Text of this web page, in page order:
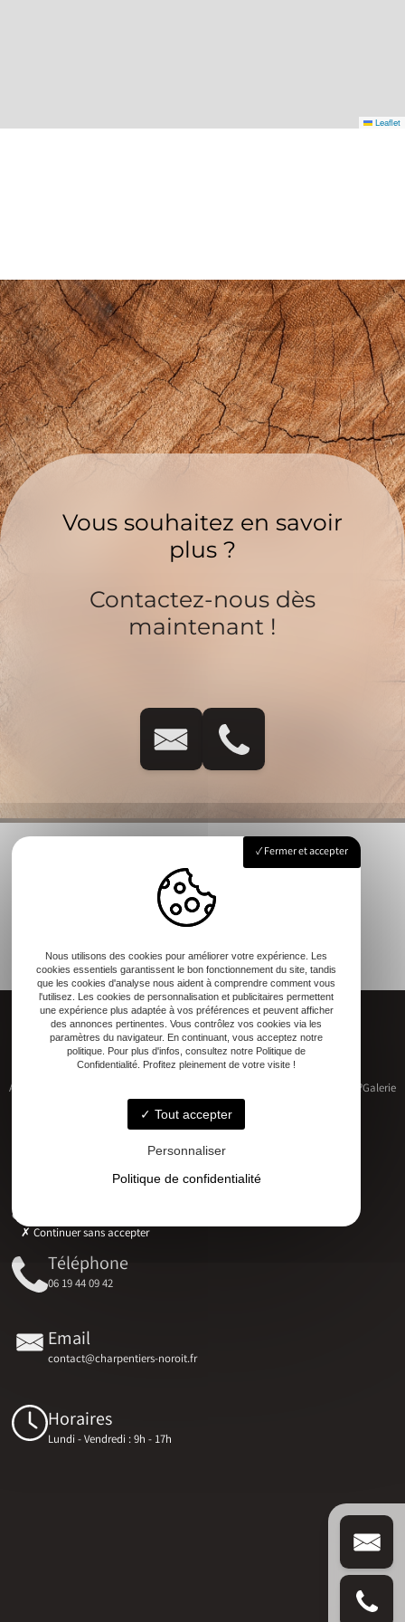
Leaflet
Vous souhaitez en savoir
plus ?
Contactez-nous dès
maintenant !
Accueil Qui sommes-nous ?Galerie
Contact
Téléphone
06 19 44 09 42
Email
contact@charpentiers-noroit.fr
Horaires
Lundi - Vendredi : 9h - 17h
Fermer et accepter
Nous utilisons des cookies pour améliorer votre expérience. Les
cookies essentiels garantissent le bon fonctionnement du site, tandis
que les cookies d'analyse nous aident à comprendre comment vous
l'utilisez. Les cookies de personnalisation et publicitaires permettent
une expérience plus adaptée à vos préférences et peuvent afficher
des annonces pertinentes. Vous contrôlez vos cookies via les
paramètres du navigateur. En continuant, vous acceptez notre
politique. Pour plus d'infos, consultez notre Politique de
Confidentialité. Profitez pleinement de votre visite !
Tout accepter
Personnaliser
Politique de confidentialité
Continuer sans accepter